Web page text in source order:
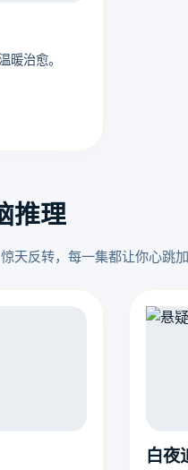
暖治愈。
推理
天反转，每一集都让你心跳加
白夜